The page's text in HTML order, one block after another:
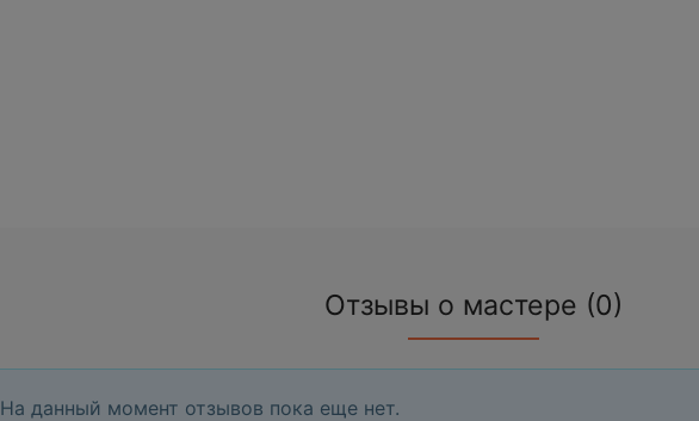
Отзывы о мастере (0)
На данный момент отзывов пока еще нет.